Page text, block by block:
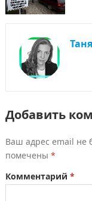
Добавить
Ваш адрес email не
помечены *
Комментарий *